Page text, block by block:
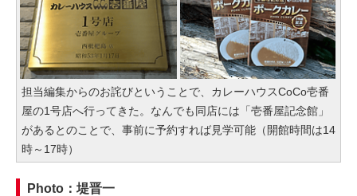
担当編集からのお詫びということで、カレーハウスCoCo壱番
屋の1号店へ行ってきた。なんでも同店には「壱番屋記念館」
があるとのことで、事前に予約すれば見学可能（開館時間は14
時～17時）
Photo：堤晋一